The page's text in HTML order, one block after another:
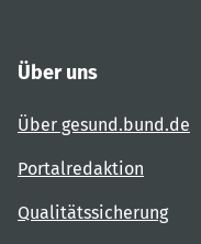
Über uns
Über gesund.bund.de
Portalredaktion
Qualitätssicherung